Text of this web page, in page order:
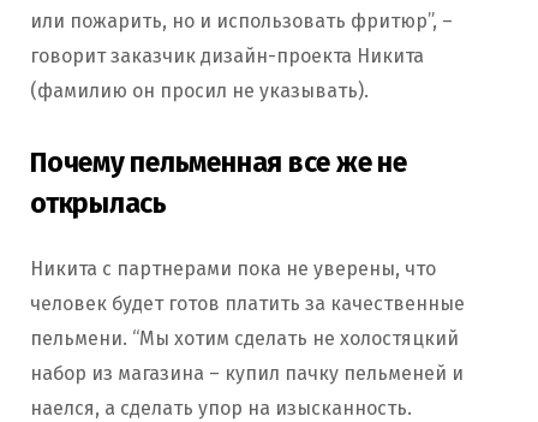
или пожарить, но и использовать фритюр”, –
говорит заказчик дизайн-проекта Никита
(фамилию он просил не указывать).
Почему пельменная все же не
открылась
Никита с партнерами пока не уверены, что
человек будет готов платить за качественные
пельмени. “Мы хотим сделать не холостяцкий
набор из магазина – купил пачку пельменей и
наелся, а сделать упор на изысканность.